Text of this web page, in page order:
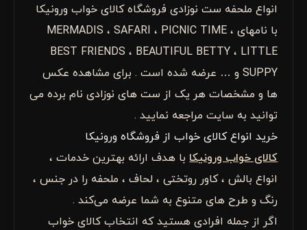
انواع ملحفه ست نوزادی فروشگاه کالای خواب ورونیکا
با نامهای MERMADIS ، SAFARI ، PICNIC TIME ،
BEST FRIENDS ، BEAUTIFUL BETTY ، LITTLE
SUPPY و … عرضه شده است . برای مشاهده عکس
ها و مشخصات هر یک از ست های نوزادی نام برده می
توانید به سایت مراجعه نمایید .
خرید انواع کالای خواب از فروشگاه ورونیکا
کالای خواب ورونیکابا هدف ارائه بهترین خدمات ،
انواع بالش ، کاور روتختی ، لحاف ، ملحفه را در جنس ،
رنگ و طرح های متنوع به شما عرضه می‌کند .
اگر از جمله افرادی هستید که انتخاب کالای خواب